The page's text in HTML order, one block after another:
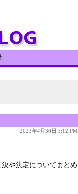
2023年4月30日 5:12 PM
や決定についてまとめ